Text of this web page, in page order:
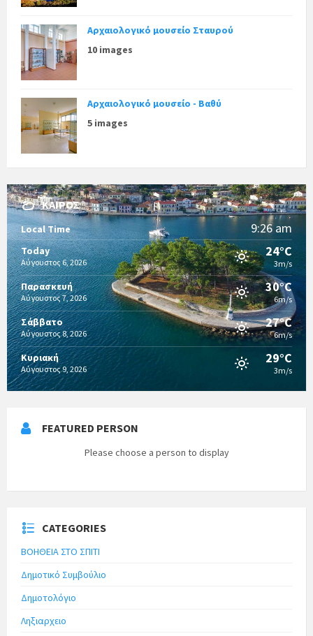
Αρχαιολογικό μουσείο Σταυρού
10 images
Αρχαιολογικό μουσείο - Βαθύ
5 images
ΚΑΙΡΌΣ
Local Time 9:26 am
Today
Αύγουστος 6, 2026
24°C
3m/s
Παρασκευή
Αύγουστος 7, 2026
30°C
6m/s
Σάββατο
Αύγουστος 8, 2026
27°C
6m/s
Κυριακή
Αύγουστος 9, 2026
29°C
3m/s
FEATURED PERSON
Please choose a person to display
CATEGORIES
ΒΟΗΘΕΙΑ ΣΤΟ ΣΠΙΤΙ
Δημοτικό Συμβούλιο
Δημοτολόγιο
Ληξιαρχειο